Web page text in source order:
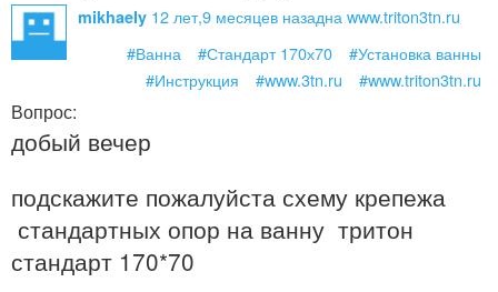
mikhaely 12 лет,9 месяцев назадна www.triton3tn.ru
#Ванна
#Стандарт 170х70
#Установка ванны
#Инструкция
#www.3tn.ru #www.triton3tn.ru
Вопрос:
добый вечер
подскажите пожалуйста схему крепежа
стандартных опор на ванну тритон
стандарт 170*70